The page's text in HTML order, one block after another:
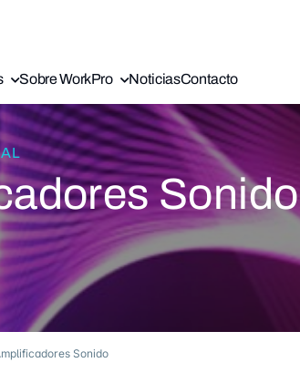
Sobre WorkPro NoticiasContacto
Sonido
Sonido